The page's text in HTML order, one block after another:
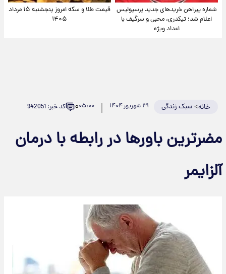
شماره پیراهن خریدهای جدید پرسپولیس
اعلام شد؛ تیکدری، محبی و سرگیف با
اعداد ویژه
قیمت طلا و سکه امروز پنجشنبه ۱۵ مرداد
۱۴۰۵
خانه>سبک زندگی ۳۱ شهریور ۱۴۰۴ ۰۵:۰۰۰ کد خبر: 942051
مضرترین باورها در رابطه با درمان
آلزایمر